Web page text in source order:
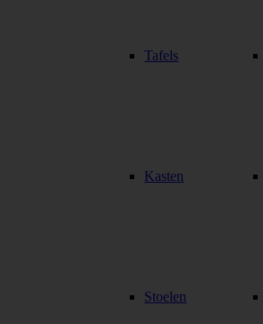
Tafels
Kasten
Stoelen